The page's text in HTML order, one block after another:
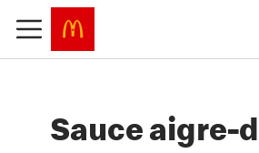
Sauce aigre-